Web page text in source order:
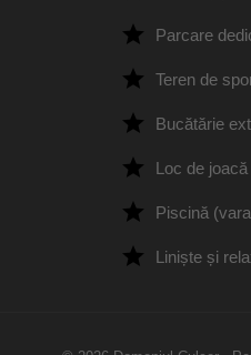
Parcare
Teren de
Bucătărie
Loc de
Piscină
Liniște și